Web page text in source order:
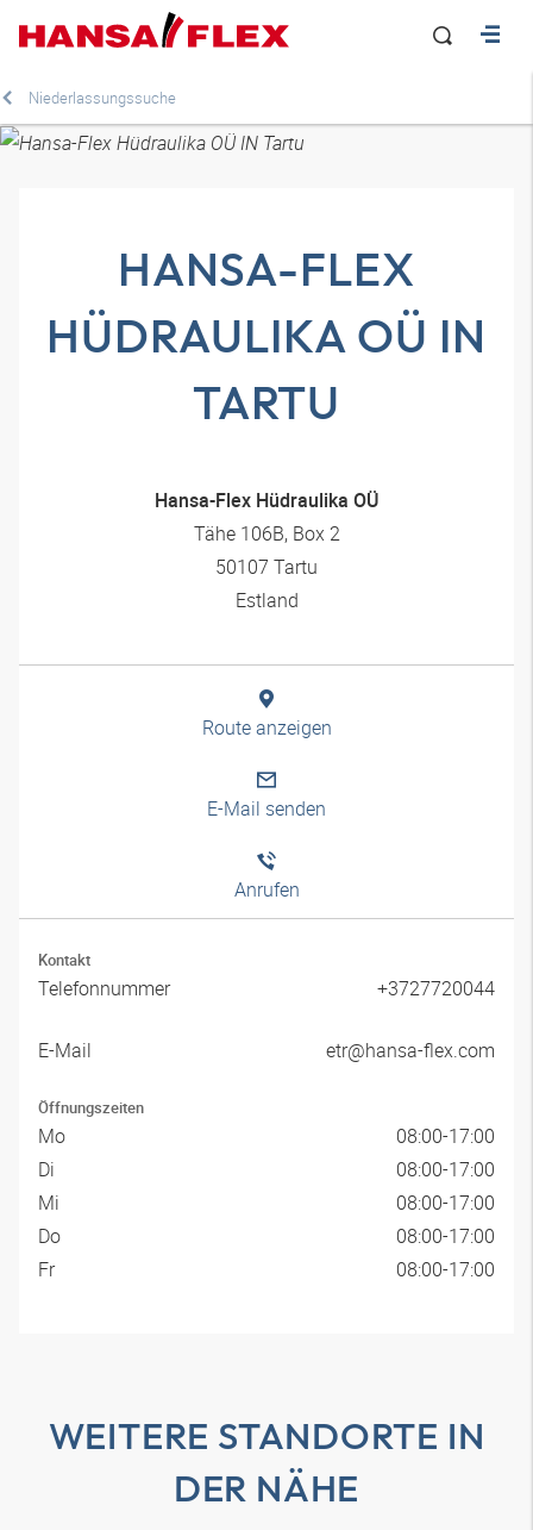
Niederlassungssuche
HANSA-FLEX
HÜDRAULIKA OÜ IN
TARTU
Hansa-Flex Hüdraulika OÜ
Tähe 106B, Box 2
50107 Tartu
Estland
Route anzeigen
E-Mail senden
Anrufen
Kontakt
Telefonnummer +3727720044
E-Mail etr@hansa-flex.com
Öffnungszeiten
Mo
08:00-17:00
Di
08:00-17:00
Mi
08:00-17:00
Do
08:00-17:00
Fr
08:00-17:00
WEITERE STANDORTE IN
DER NÄHE